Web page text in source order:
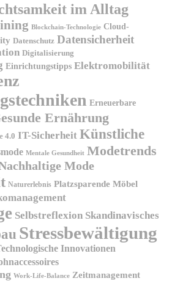
im Alltag
Blockchain-Technologie Cloud-
Datenschutz Datensicherheit
Digitalisierung
Einrichtungstipps Elektromobilität
Erneuerbare
Ernährung
4.0 IT-Sicherheit Künstliche
Mentale Gesundheit Modetrends
Mode
Naturerlebnis Platzsparende Möbel
Selbstreflexion Skandinavisches
Stressbewältigung
Innovationen
Work-Life-Balance Zeitmanagement